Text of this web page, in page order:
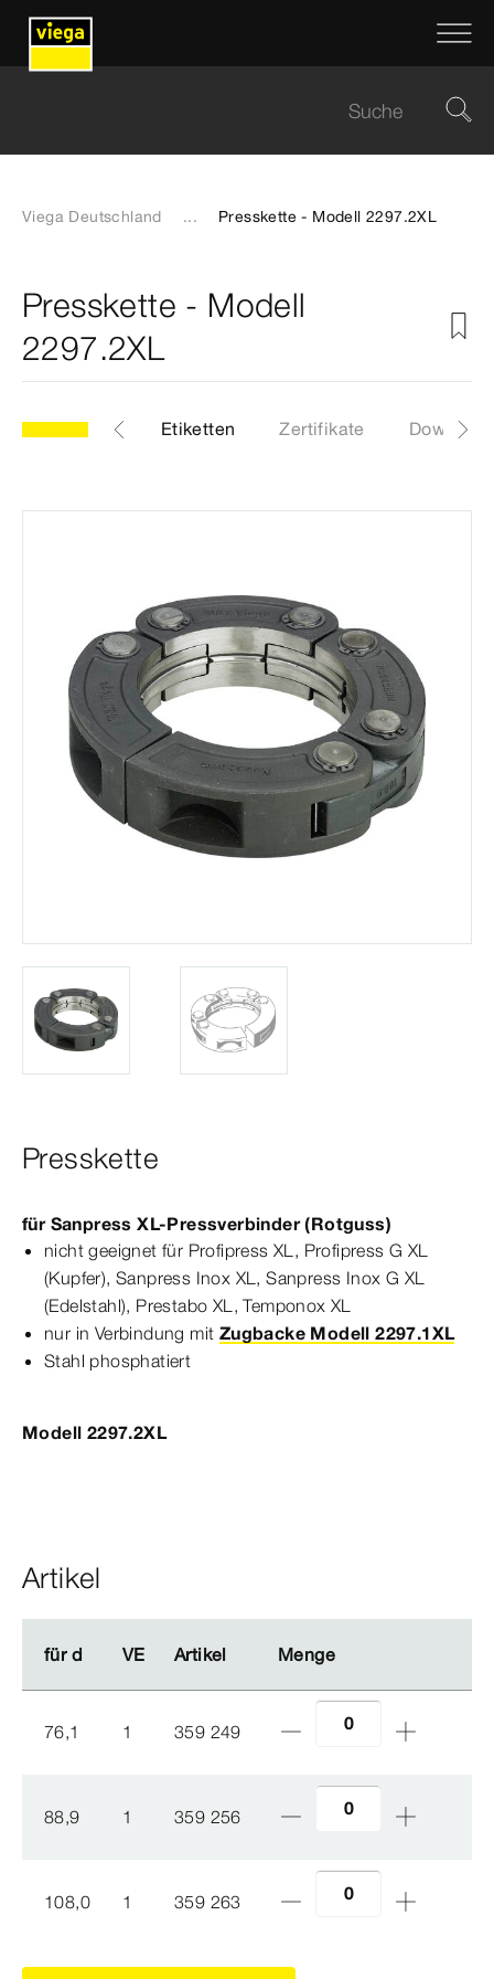
Viega Deutschland ... Presskette - Modell 2297.2XL
Presskette - Modell
2297.2XL
Artikel Etiketten Zertifikate
Presskette
für Sanpress XL-Pressverbinder(Rotguss)
nicht geeignet für Profipress XL , Profipress G XL
(Kupfer),Sanpress Inox XL ,Sanpress Inox G XL
(Edelstahl), Prestabo XL ,Temponox XL
nur in Verbindung mit Zugbacke Modell 2297.1XL
Stahl phosphatiert
Modell 2297.2XL
Artikel
für d VE Artikel Menge
für d VE Artikel Menge
76,1 1 359 249
88,9 1 359 256
108,0 1 359 263